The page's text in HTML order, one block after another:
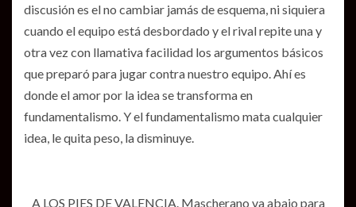
discusión es el no cambiar jamás de esquema, ni siquiera
cuando el equipo está desbordado y el rival repite una y
otra vez con llamativa facilidad los argumentos básicos
que preparó para jugar contra nuestro equipo. Ahí es
donde el amor por la idea se transforma en
fundamentalismo. Y el fundamentalismo mata cualquier
idea, le quita peso, la disminuye.
A LOS PIES DE VALENCIA. Mascherano va abajo para